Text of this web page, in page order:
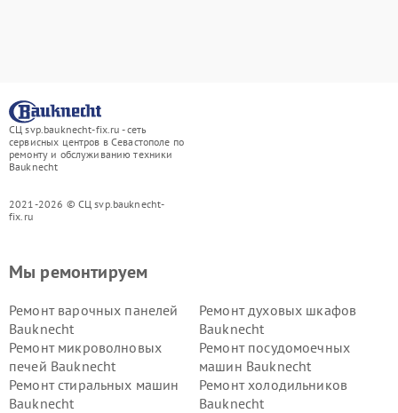
СЦ svp.bauknecht-fix.ru - сеть
сервисных центров в Севастополе по
ремонту и обслуживанию техники
Bauknecht
2021-2026 © СЦ svp.bauknecht-
fix.ru
Мы ремонтируем
Ремонт варочных панелей
Bauknecht
Ремонт духовых шкафов
Bauknecht
Ремонт микроволновых
печей Bauknecht
Ремонт посудомоечных
машин Bauknecht
Ремонт стиральных машин
Bauknecht
Ремонт холодильников
Bauknecht